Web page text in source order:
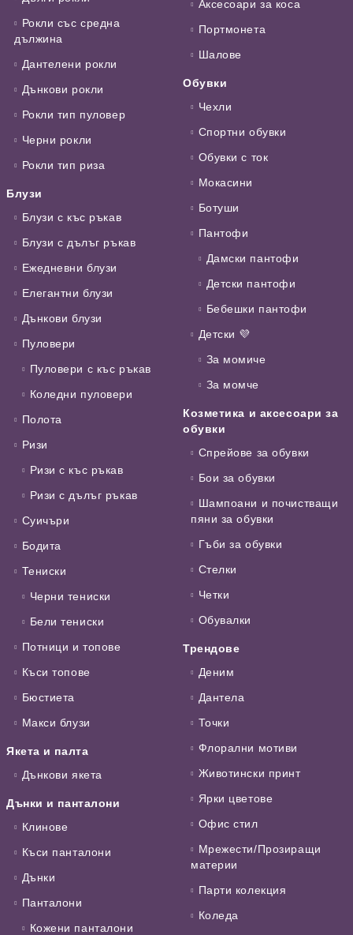
Рокли със средна
дължина
Дантелени рокли
Дънкови рокли
Рокли тип пуловер
Черни рокли
Рокли тип риза
Блузи
Блузи с къс ръкав
Блузи с дълъг ръкав
Ежедневни блузи
Елегантни блузи
Дънкови блузи
Пуловери
Пуловери с къс ръкав
Коледни пуловери
Полота
Ризи
Ризи с къс ръкав
Ризи с дълъг ръкав
Суичъри
Бодита
Тениски
Черни тениски
Бели тениски
Потници и топове
Къси топове
Бюстиета
Макси блузи
Якета и палта
Дънкови якета
Дънки и панталони
Клинове
Къси панталони
Дънки
Панталони
Кожени панталони
Аксесоари за коса
Портмонета
Шалове
Обувки
Чехли
Спортни обувки
Обувки с ток
Мокасини
Ботуши
Пантофи
Дамски пантофи
Детски пантофи
Бебешки пантофи
Детски 💜
За момиче
За момче
Козметика и аксесоари за
обувки
Спрейове за обувки
Бои за обувки
Шампоани и почистващи
пяни за обувки
Гъби за обувки
Стелки
Четки
Обувалки
Трендове
Деним
Дантела
Точки
Флорални мотиви
Животински принт
Ярки цветове
Офис стил
Мрежести/Прозиращи
материи
Парти колекция
Коледа